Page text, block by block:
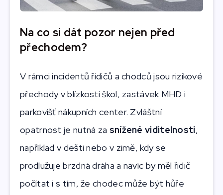
Na co si dát pozor nejen před
přechodem?
V rámci incidentů řidičů a chodců jsou rizikové
přechody v blízkosti škol, zastávek MHD i
parkovišť nákupních center. Zvláštní
opatrnost je nutná za snížené viditelnosti,
například v dešti nebo v zimě, kdy se
prodlužuje brzdná dráha a navíc by měl řidič
počítat i s tím, že chodec může být hůře